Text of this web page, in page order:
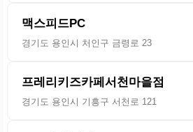
맥스피드PC
경기도 용인시 처인구 금령로 23
프레리키즈카페서천마을점
경기도 용인시 기흥구 서천로 121